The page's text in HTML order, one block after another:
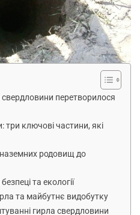
перетворилося
три ключові частини, які
наземних родовищ до
та екології
та майбутнє видобутку
гирла свердловини